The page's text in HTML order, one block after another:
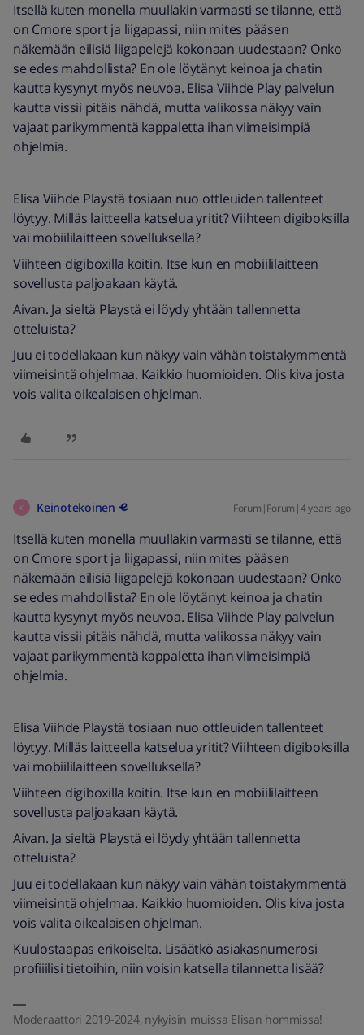
Itsellä kuten monella muullakin varmasti se tilanne, että
on Cmore sport ja liigapassi, niin mites pääsen
näkemään eilisiä liigapelejä kokonaan uudestaan? Onko
se edes mahdollista? En ole löytänyt keinoa ja chatin
kautta kysynyt myös neuvoa. Elisa Viihde Play palvelun
kautta vissii pitäis nähdä, mutta valikossa näkyy vain
vajaat parikymmentä kappaletta ihan viimeisimpiä
ohjelmia.
Elisa Viihde Playstä tosiaan nuo ottleuiden tallenteet
löytyy. Milläs laitteella katselua yritit? Viihteen digiboksilla
vai mobiililaitteen sovelluksella?
Viihteen digiboxilla koitin. Itse kun en mobiililaitteen
sovellusta paljoakaan käytä.
Aivan. Ja sieltä Playstä ei löydy yhtään tallennetta
otteluista?
Juu ei todellakaan kun näkyy vain vähän toistakymmentä
viimeisintä ohjelmaa. Kaikkio huomioiden. Olis kiva josta
vois valita oikealaisen ohjelman.
K Keinotekoinen Forum|Forum|4 years ago
Itsellä kuten monella muullakin varmasti se tilanne, että
on Cmore sport ja liigapassi, niin mites pääsen
näkemään eilisiä liigapelejä kokonaan uudestaan? Onko
se edes mahdollista? En ole löytänyt keinoa ja chatin
kautta kysynyt myös neuvoa. Elisa Viihde Play palvelun
kautta vissii pitäis nähdä, mutta valikossa näkyy vain
vajaat parikymmentä kappaletta ihan viimeisimpiä
ohjelmia.
Elisa Viihde Playstä tosiaan nuo ottleuiden tallenteet
löytyy. Milläs laitteella katselua yritit? Viihteen digiboksilla
vai mobiililaitteen sovelluksella?
Viihteen digiboxilla koitin. Itse kun en mobiililaitteen
sovellusta paljoakaan käytä.
Aivan. Ja sieltä Playstä ei löydy yhtään tallennetta
otteluista?
Juu ei todellakaan kun näkyy vain vähän toistakymmentä
viimeisintä ohjelmaa. Kaikkio huomioiden. Olis kiva josta
vois valita oikealaisen ohjelman.
Kuulostaapas erikoiselta. Lisäätkö asiakasnumerosi
profiiilisi tietoihin, niin voisin katsella tilannetta lisää?
Moderaattori 2019-2024, nykyisin muissa Elisan hommissa!